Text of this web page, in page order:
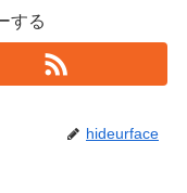
する
hideurface